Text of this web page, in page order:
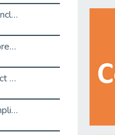
CAP EMPLOI 92 : L’inclusion portée à son sommet, bien au-delà des quotas
38 vidéos pour comprendre et agir durablement
Le taux d’emploi direct dans la fonction publique dépasse 6 % en 2025
L'alternance : un tremplin vers l'emploi aussi pour les personnes en situation de handicap